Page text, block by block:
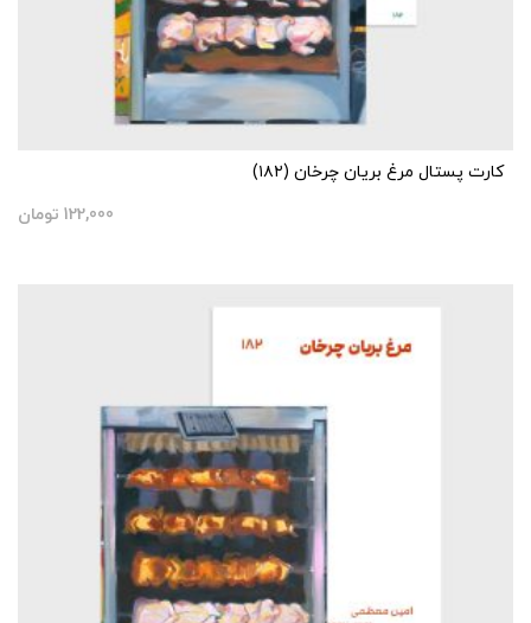
کارت پستال مرغ بریان چرخان (۱۸۲)
122,000 تومان